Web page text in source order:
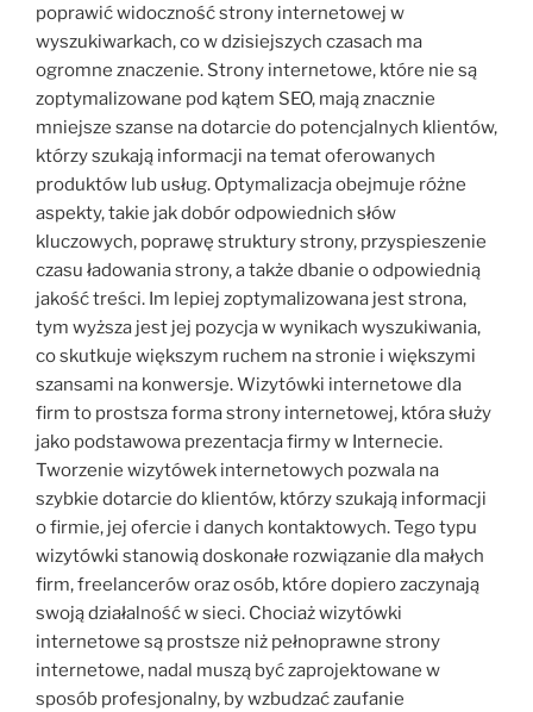
poprawić widoczność strony internetowej w
wyszukiwarkach, co w dzisiejszych czasach ma
ogromne znaczenie. Strony internetowe, które nie są
zoptymalizowane pod kątem SEO, mają znacznie
mniejsze szanse na dotarcie do potencjalnych klientów,
którzy szukają informacji na temat oferowanych
produktów lub usług. Optymalizacja obejmuje różne
aspekty, takie jak dobór odpowiednich słów
kluczowych, poprawę struktury strony, przyspieszenie
czasu ładowania strony, a także dbanie o odpowiednią
jakość treści. Im lepiej zoptymalizowana jest strona,
tym wyższa jest jej pozycja w wynikach wyszukiwania,
co skutkuje większym ruchem na stronie i większymi
szansami na konwersje. Wizytówki internetowe dla
firm to prostsza forma strony internetowej, która służy
jako podstawowa prezentacja firmy w Internecie.
Tworzenie wizytówek internetowych pozwala na
szybkie dotarcie do klientów, którzy szukają informacji
o firmie, jej ofercie i danych kontaktowych. Tego typu
wizytówki stanowią doskonałe rozwiązanie dla małych
firm, freelancerów oraz osób, które dopiero zaczynają
swoją działalność w sieci. Chociaż wizytówki
internetowe są prostsze niż pełnoprawne strony
internetowe, nadal muszą być zaprojektowane w
sposób profesjonalny, by wzbudzać zaufanie